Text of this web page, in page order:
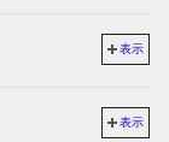
表示
表示